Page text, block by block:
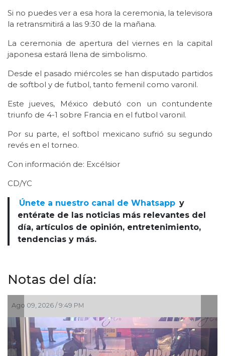
Si no puedes ver a esa hora la ceremonia, la televisora
la retransmitirá a las 9:30 de la mañana.
La ceremonia de apertura del viernes en la capital
japonesa estará llena de simbolismo.
Desde el pasado miércoles se han disputado partidos
de softbol y de futbol, tanto femenil como varonil.
Este jueves, México debutó con un contundente
triunfo de 4-1 sobre Francia en el futbol varonil.
Por su parte, el softbol mexicano sufrió su segundo
revés en el torneo.
Con información de: Excélsior
CD/YC
Únete a nuestro canal de Whatsapp y
entérate de las noticias más relevantes del
día, artículos de opinión, entretenimiento,
tendencias y más.
Notas del día:
Ago 09, 2026 / 9:49 PM